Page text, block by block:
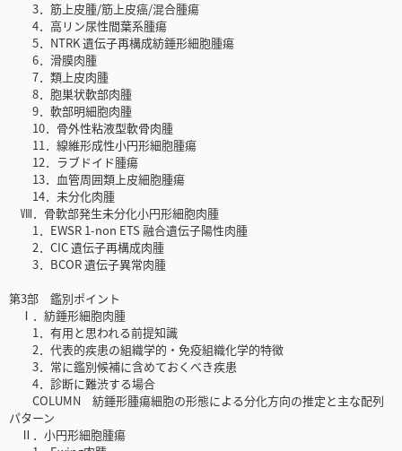
3．筋上皮腫/筋上皮癌/混合腫瘍
4．高リン尿性間葉系腫瘍
5．NTRK 遺伝子再構成紡錘形細胞腫瘍
6．滑膜肉腫
7．類上皮肉腫
8．胞巣状軟部肉腫
9．軟部明細胞肉腫
10．骨外性粘液型軟骨肉腫
11．線維形成性小円形細胞腫瘍
12．ラブドイド腫瘍
13．血管周囲類上皮細胞腫瘍
14．未分化肉腫
Ⅷ．骨軟部発生未分化小円形細胞肉腫
1．EWSR 1-non ETS 融合遺伝子陽性肉腫
2．CIC 遺伝子再構成肉腫
3．BCOR 遺伝子異常肉腫
第3部 鑑別ポイント
Ⅰ．紡錘形細胞肉腫
1．有用と思われる前提知識
2．代表的疾患の組織学的・免疫組織化学的特徴
3．常に鑑別候補に含めておくべき疾患
4．診断に難渋する場合
COLUMN 紡錘形腫瘍細胞の形態による分化方向の推定と主な配列
パターン
Ⅱ．小円形細胞腫瘍